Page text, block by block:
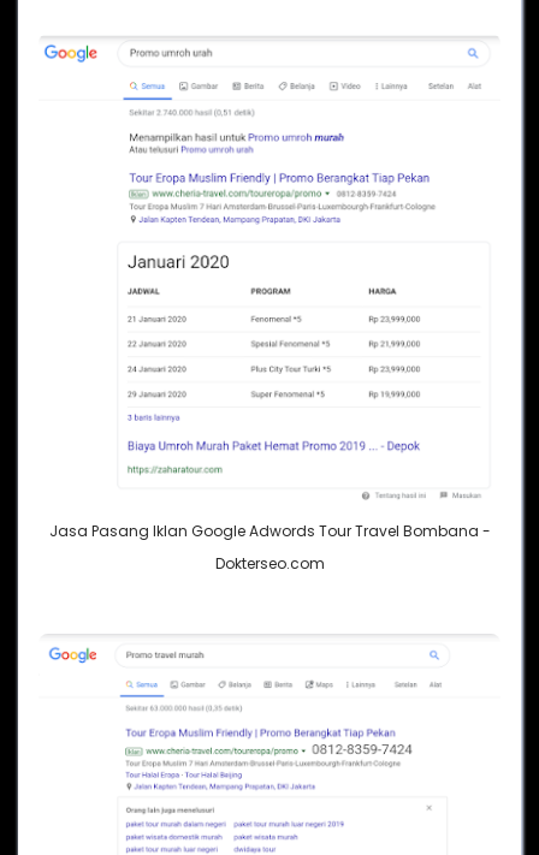
Jasa Pasang Iklan Google Adwords Tour Travel Bombana -
Dokterseo.com